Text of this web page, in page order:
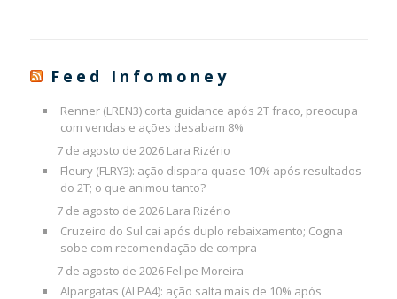
Feed Infomoney
Renner (LREN3) corta guidance após 2T fraco, preocupa
com vendas e ações desabam 8%
7 de agosto de 2026 Lara Rizério
Fleury (FLRY3): ação dispara quase 10% após resultados
do 2T; o que animou tanto?
7 de agosto de 2026 Lara Rizério
Cruzeiro do Sul cai após duplo rebaixamento; Cogna
sobe com recomendação de compra
7 de agosto de 2026 Felipe Moreira
Alpargatas (ALPA4): ação salta mais de 10% após